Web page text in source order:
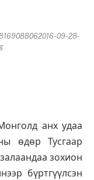
09-28-
анх удаа
өдөр Тусгаар
зохион
бүртгүүлсэн